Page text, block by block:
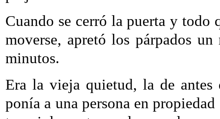
Cuando se cerró la puerta y todo
moverse, apretó los párpados
minutos.
Era la vieja quietud, la de antes
ponía a una persona en